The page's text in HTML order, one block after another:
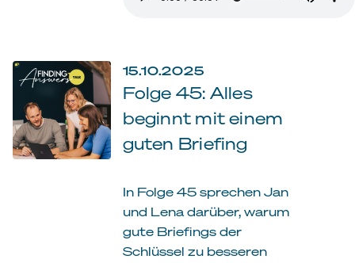
15.10.2025
Folge 45: Alles
beginnt mit einem
guten Briefing
In Folge 45 sprechen Jan
und Lena darüber, warum
gute Briefings der
Schlüssel zu besseren